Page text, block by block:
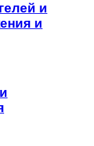
и
и